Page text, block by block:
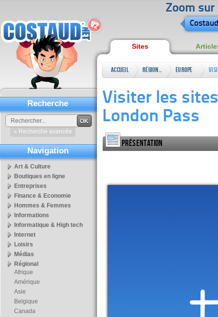
Zoom sur
Sites
Accueil Régional
Europe
francophone
Visiter les
London Pass
Présentation
Recherche
OK
» Recherche avancée
Navigation
Art & Culture
Boutiques en ligne
Entreprises
Finance & Economie
Hommes & Femmes
Informations
Informatique & High tech
Internet
Loisirs
Médias
Régional
Afrique
Amérique
Asie
Belgique
Canada